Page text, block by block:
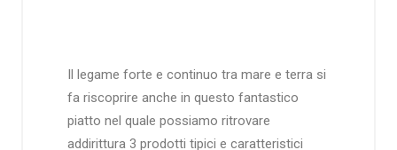
Il legame forte e continuo tra mare e terra si
fa riscoprire anche in questo fantastico
piatto nel quale possiamo ritrovare
addirittura 3 prodotti tipici e caratteristici